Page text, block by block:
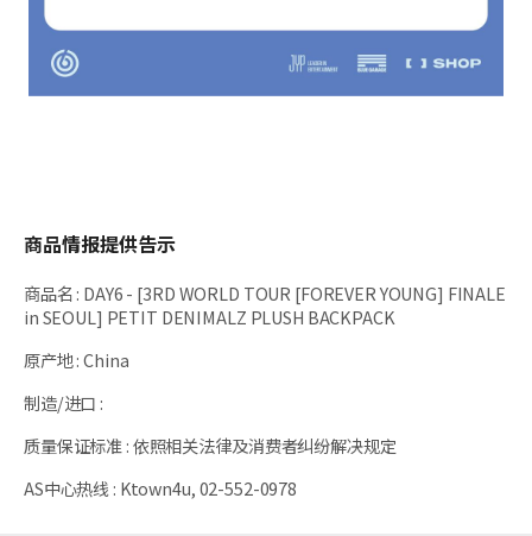
商品情报提供告示
商品名: DAY6 - [3RD WORLD TOUR [FOREVER YOUNG] FINALE
in SEOUL] PETIT DENIMALZ PLUSH BACKPACK
原产地:China
制造/进口 :
质量保证标准 :依照相关法律及消费者纠纷解决规定
AS中心热线 : Ktown4u, 02-552-0978